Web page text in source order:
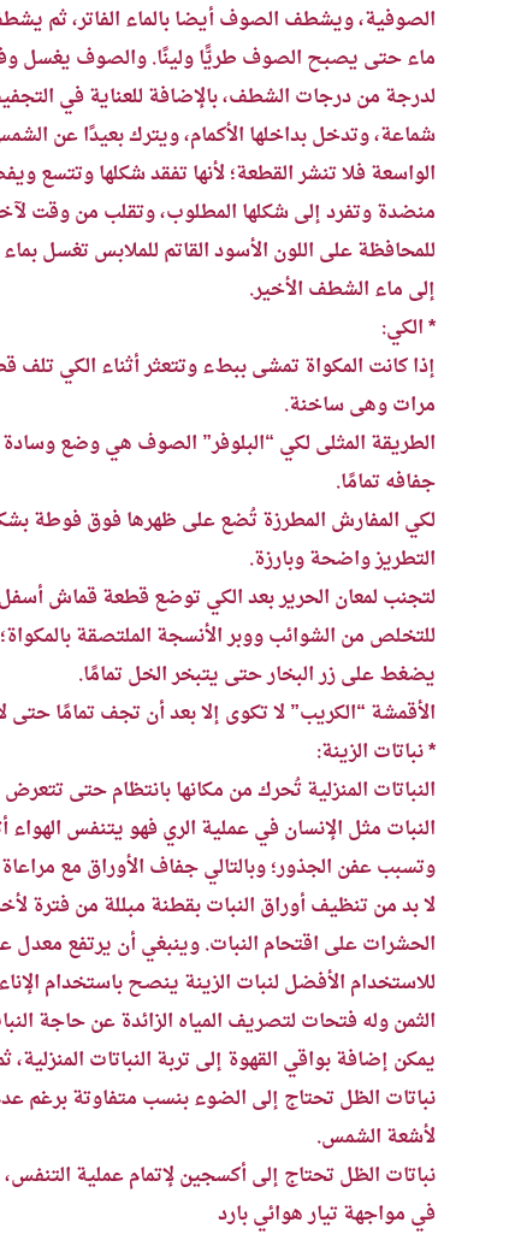
الصوفية، ويشطف الصوف أيضا بالماء الفاتر، ثم
ماء حتى يصبح الصوف طريًّا ولينًا. والصوف يغسل
لدرجة من درجات الشطف، بالإضافة للعناية في
شماعة، وتدخل بداخلها الأكمام، ويترك بعيدًا عن
الواسعة فلا تنشر القطعة؛ لأنها تفقد شكلها
منضدة وتفرد إلى شكلها المطلوب، وتقلب من وقت
للمحافظة على اللون الأسود القاتم للملابس تغسل
إلى ماء الشطف الأخير.
* الكي:
إذا كانت المكواة تمشى ببطء وتتعثر أثناء الكي
مرات وهى ساخنة.
الطريقة المثلى لكي “البلوفر” الصوف هي وضع وسادة
جفافه تمامًا.
لكي المفارش المطرزة تُضع على ظهرها فوق فوطة
التطريز واضحة وبارزة.
لتجنب لمعان الحرير بعد الكي توضع قطعة قماش
للتخلص من الشوائب ووبر الأنسجة الملتصقة
يضغط على زر البخار حتى يتبخر الخل تمامًا.
الأقمشة “الكريب” لا تكوى إلا بعد أن تجف تمامًا
* نباتات الزينة:
النباتات المنزلية تُحرك من مكانها بانتظام حتى
النبات مثل الإنسان في عملية الري فهو يتنفس الهواء
وتسبب عفن الجذور؛ وبالتالي جفاف الأوراق مع
لا بد من تنظيف أوراق النبات بقطنة مبللة من فترة
الحشرات على اقتحام النبات. وينبغي أن يرتفع
للاستخدام الأفضل لنبات الزينة ينصح باستخدام
الثمن وله فتحات لتصريف المياه الزائدة عن حاجة
يمكن إضافة بواقي القهوة إلى تربة النباتات
نباتات الظل تحتاج إلى الضوء بنسب متفاوتة برغم
لأشعة الشمس.
نباتات الظل تحتاج إلى أكسجين لإتمام عملية
في مواجهة تيار هوائي بارد